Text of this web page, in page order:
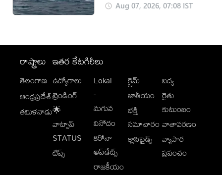
Aug 07, 2026, 07:08 IST
రాష్ట్రాలు
తెలంగాణ
ఆంధ్రప్రదేశ్
తమిళనాడు
ఇతర కేటగిరీలు
ఉద్యోగాలు
ట్రెండింగ్
🌟
వాట్సాప్
STATUS
టిప్స్
Lokal
-
మగువ
వినోదం
కరోనా
అప్‌డేట్స్
రాజకీయం
క్రైమ్
జాతీయం
భక్తి
సమాచారం
క్లాసిఫైడ్స్
విద్య
రైతు
కుటుంబం
వాతావరణం
వ్యాపార
ప్రపంచం